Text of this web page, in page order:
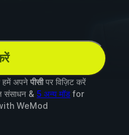
हमें अपने पीसीपर विज़िट करें
संसाधन & 5 अन्य मॉडfor
WeMod